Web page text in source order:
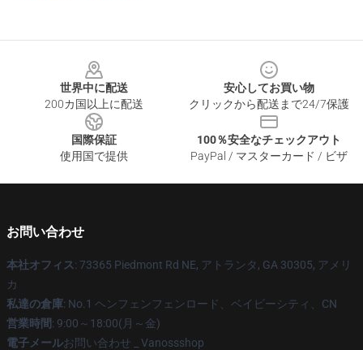
世界中に配送
200カ国以上に配送
安心してお買い物
クリックから配送まで24/7保護
国際保証
使用国で提供
100％安全なチェックアウト
PayPal / マスターカード / ビザ
お問い合わせ
本社オフィス: 73365 Piedmont Rd NE, アトランタ, GA 30305, アメリ
カ
私達の倉庫: No.1 ヘンフェンフェンロード、ベイビーシティ、CN
営業時間: 9:00～18:00(月～金)
電子メールお問い合わせ _ Vanossshop